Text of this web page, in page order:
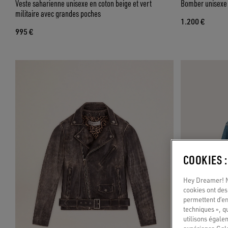
Veste saharienne unisexe en coton beige et vert
militaire avec grandes poches
995 €
Bomber
1.200 €
COOKIES
Hey Dreamer!
cookies ont
permettent
techniques »,
utilisons